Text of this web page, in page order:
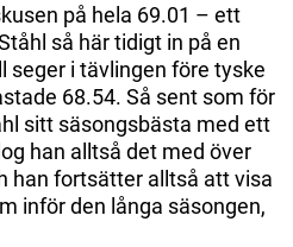
på hela 69.01 – ett
så här tidigt in på en
seger i tävlingen före tyske
68.54. Så sent som för
sitt säsongsbästa med ett
han alltså det med över
han fortsätter alltså att visa
inför den långa säsongen,